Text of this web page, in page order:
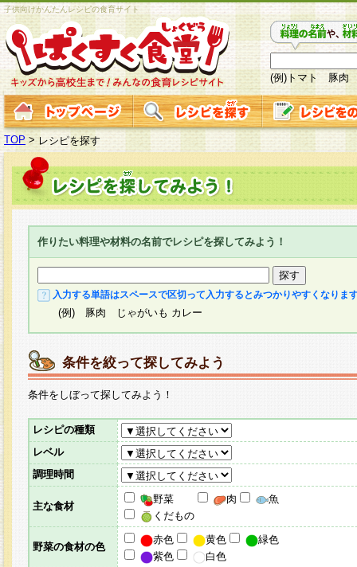
子供向けかんたんレシピの食育サイト
(例)トマト 豚肉
TOP > レシピを探す
作りたい料理や材料の名前でレシピを探してみよう！
入力する単語はスペースで区切って入力するとみつかりやすくなりま
(例) 豚肉 じゃがいも カレー
条件を絞って探してみよう
条件をしぼって探してみよう！
レシピの種類
レベル
調理時間
主な食材
野菜 肉
魚
くだもの
野菜の食材の色
赤色 黄色
緑色
紫色
白色